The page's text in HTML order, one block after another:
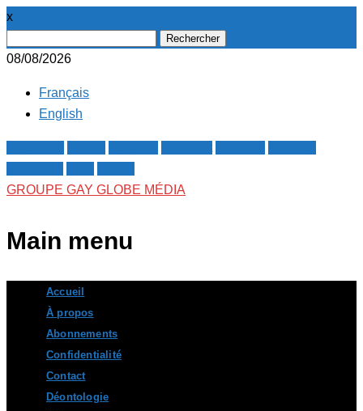
x
08/08/2026
Français
English
GROUPE GAY GLOBE MÉDIA
Main menu
content
Accueil
À propos
Abonnements
Confidentialité
Contact
Déontologie